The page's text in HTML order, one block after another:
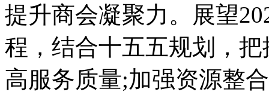
提升商会凝聚力。展望
程，结合十五五规划，
高服务质量;加强资源整